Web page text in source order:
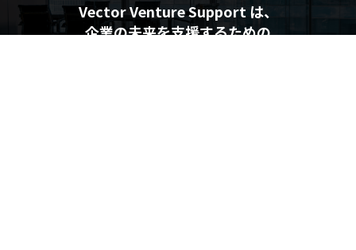
Vector Venture Support は、
企業の未来を支援するための